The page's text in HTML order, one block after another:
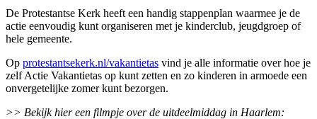
De Protestantse Kerk heeft een handig stappenplan waarmee je de
actie eenvoudig kunt organiseren met je kinderclub, jeugdgroep of
hele gemeente.
Op protestantsekerk.nl/vakantietas vind je alle informatie over hoe je
zelf Actie Vakantietas op kunt zetten en zo kinderen in armoede een
onvergetelijke zomer kunt bezorgen.
>> Bekijk hier een filmpje over de uitdeelmiddag in Haarlem: